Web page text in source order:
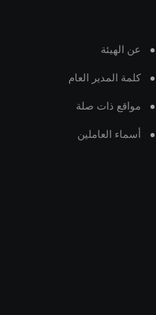
عن الهيئة
كلمة المدير العام
مواقع ذات صلة
أسماء العاملين